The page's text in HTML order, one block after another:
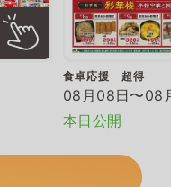
食卓応援 超得
08月08日〜08
本日公開